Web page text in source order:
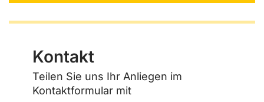
Kontakt
Teilen Sie uns Ihr Anliegen im
Kontaktformular mit